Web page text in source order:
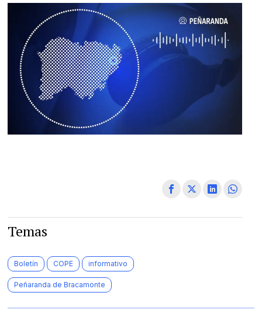
Temas
Boletín COPE informativo
Peñaranda de Bracamonte